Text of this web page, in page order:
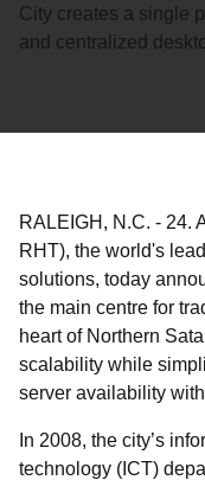
City creates a single
and centralized
RALEIGH, N.C. - 24.
RHT), the world's
solutions, today
the main centre for
heart of Northern
scalability while
server availability
In 2008, the city’s
technology (ICT)